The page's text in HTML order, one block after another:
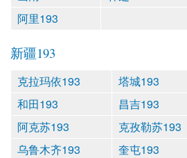
阿里193
新疆193
克拉玛依193 塔城193
和田193
昌吉193
阿克苏193
克孜勒苏193
乌鲁木齐193
奎屯193